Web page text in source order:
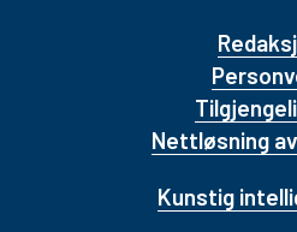
Nettløsning
Kunstig